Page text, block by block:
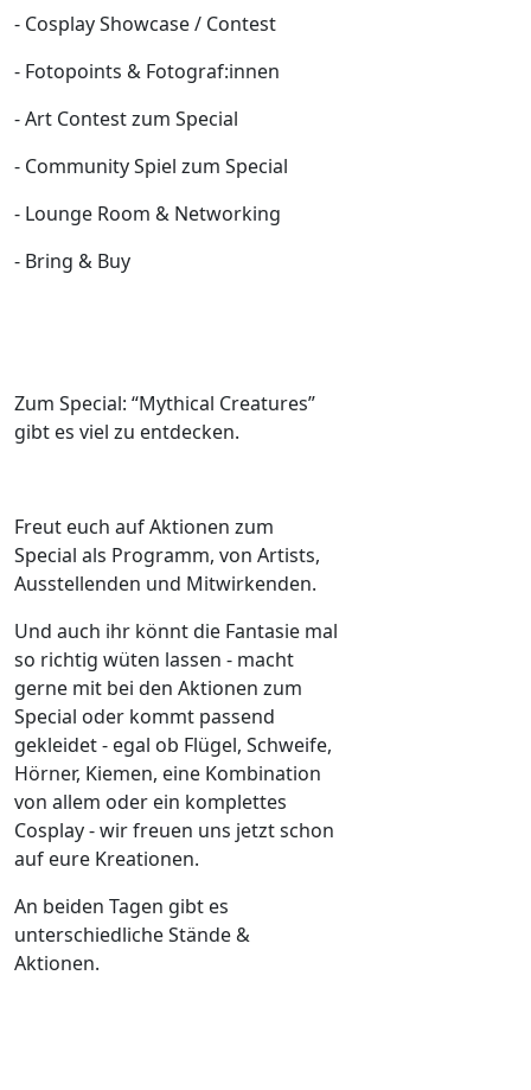
- Cosplay Showcase / Contest
- Fotopoints & Fotograf:innen
- Art Contest zum Special
- Community Spiel zum Special
- Lounge Room & Networking
- Bring & Buy
Zum Special: “Mythical Creatures”
gibt es viel zu entdecken.
Freut euch auf Aktionen zum
Special als Programm, von Artists,
Ausstellenden und Mitwirkenden.
Und auch ihr könnt die Fantasie mal
so richtig wüten lassen - macht
gerne mit bei den Aktionen zum
Special oder kommt passend
gekleidet - egal ob Flügel, Schweife,
Hörner, Kiemen, eine Kombination
von allem oder ein komplettes
Cosplay - wir freuen uns jetzt schon
auf eure Kreationen.
An beiden Tagen gibt es
unterschiedliche Stände &
Aktionen.